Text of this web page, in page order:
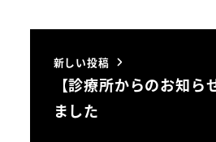
新しい投稿
【診療所からのお知ら
ました